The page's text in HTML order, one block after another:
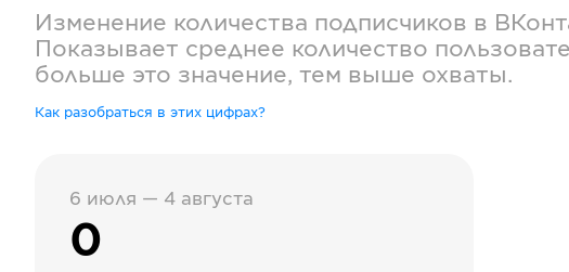
Изменение количества подписчиков в
Показывает среднее количество
больше это значение, тем выше охваты.
Как разобраться в этих цифрах?
6 июля — 4 августа
0